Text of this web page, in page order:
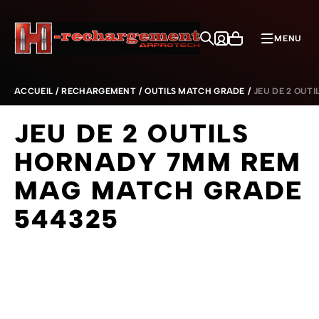
MENU
ACCUEIL / RECHARGEMENT / OUTILS MATCH GRADE / JEU DE 2
JEU DE 2 OUTILS
HORNADY 7MM REM
MAG MATCH GRADE
544325